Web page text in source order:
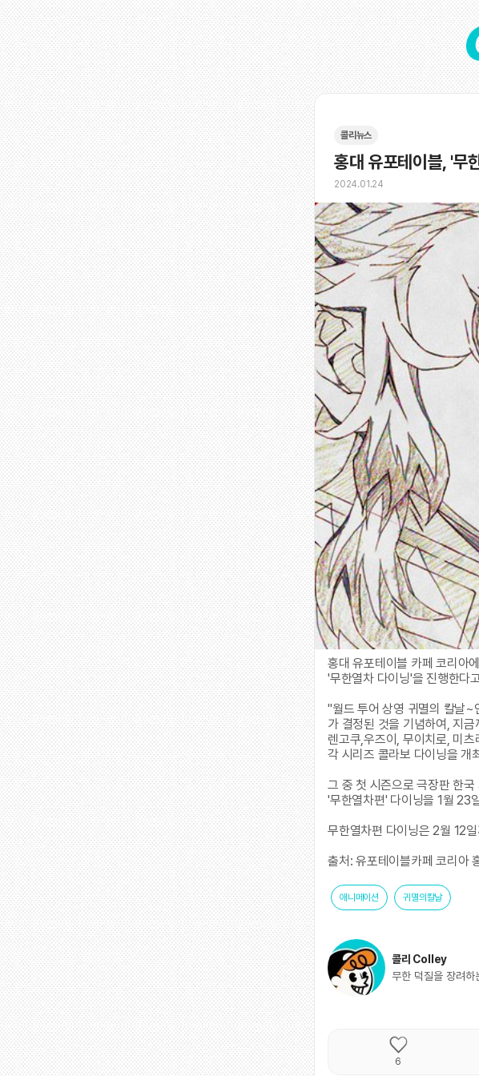
콜리뉴스
홍대 유포테이블, '무
2024.01.24
홍대 유포테이블 카페 코리아
'무한열차 다이닝'을 진행한다
"월드 투어 상영 귀멸의 칼날
가 결정된 것을 기념하여, 지
렌고쿠,우즈이, 무이치로, 미츠
각 시리즈 콜라보 다이닝을 개
그 중 첫 시즌으로 극장판 한
'무한열차편' 다이닝을 1월 23
무한열차편 다이닝은 2월 12
출처: 유포테이블카페 코리아
애니메이션 귀멸의칼날
콜리 Colley
무한 덕질을 장려
6